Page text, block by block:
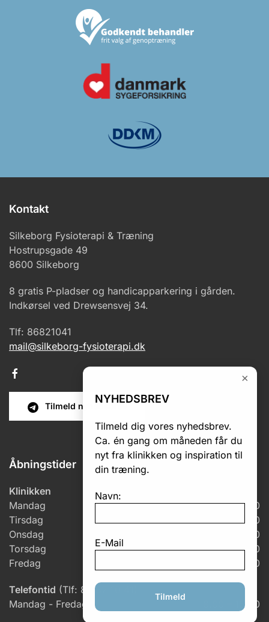
Kontakt
Silkeborg Fysioterapi & Træning
Hostrupsgade 49
8600 Silkeborg
8 gratis P-pladser og handicapparkering i gården.
Indkørsel ved Drewsensvej 34.
Tlf: 86821041
mail@silkeborg-fysioterapi.dk
Tilmeld nyhedsbrev
×
NYHEDSBREV
Tilmeld dig vores nyhedsbrev.
Ca. én gang om måneden får du
nyt fra klinikken og inspiration til
din træning.
Navn:
E-Mail
Tilmeld
Åbningstider
Klinikken
Mandag
7.00 – 18.00
Tirsdag
6.00 – 18.00
Onsdag
6.00 – 17.00
Torsdag
7.00 – 18.00
Fredag
7.00 – 14.30
Telefontid (Tlf: 86 82 10 41)
Mandag - Fredag
8.00 – 15.30